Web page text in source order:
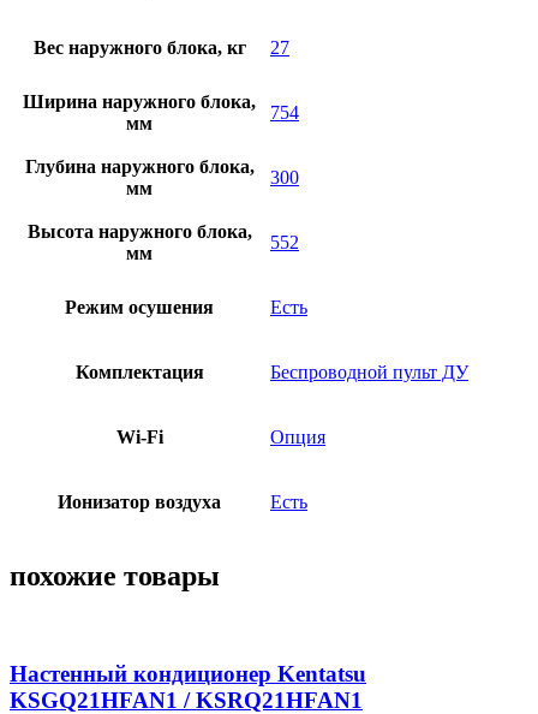
Вес наружного блока, кг 27
Ширина наружного блока,
мм
754
Глубина наружного блока,
мм
300
Высота наружного блока,
мм
552
Режим осушения Есть
Комплектация Беспроводной пульт ДУ
Wi-Fi Опция
Ионизатор воздуха Есть
похожие товары
Настенный кондиционер Kentatsu
KSGQ21HFAN1 / KSRQ21HFAN1